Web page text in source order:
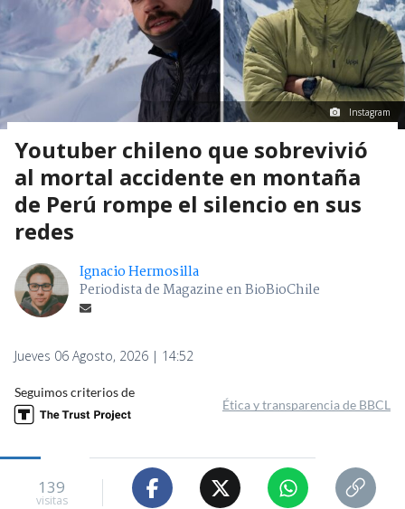
Instagram
Youtuber chileno que sobrevivió
al mortal accidente en montaña
de Perú rompe el silencio en sus
redes
Ignacio Hermosilla
Periodista de Magazine en BioBioChile
Jueves 06 Agosto, 2026 | 14:52
Seguimos criterios de
Ética y transparencia de BBCL
139
visitas